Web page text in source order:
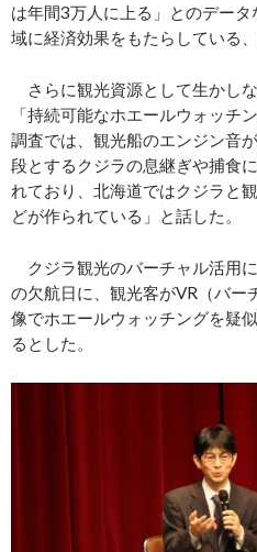
は年間3万人に上る」とのデー
域に経済効果をもたらしている、
さらに観光資源として生かし
「持続可能なホエールウォッチ
調査では、観光船のエンジン音
段とするクジラの息継ぎや捕食
れており、北海道ではクジラと
どが作られている」と話した。
クジラ観光のバーチャル活用
の欠航日に、観光客がVR（バー
像でホエールウォッチングを疑
るとした。